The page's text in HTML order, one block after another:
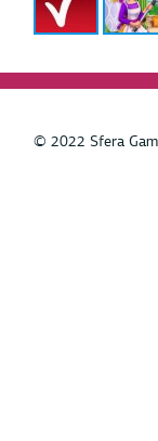
© 2022 Sfera